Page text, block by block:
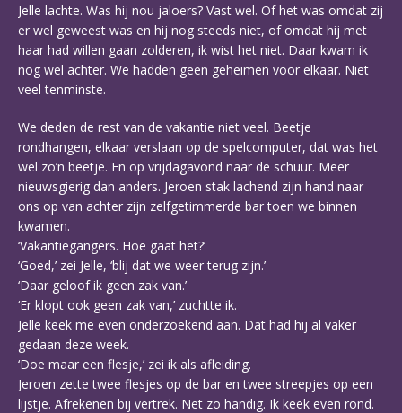
Jelle lachte. Was hij nou jaloers? Vast wel. Of het was omdat zij
er wel geweest was en hij nog steeds niet, of omdat hij met
haar had willen gaan zolderen, ik wist het niet. Daar kwam ik
nog wel achter. We hadden geen geheimen voor elkaar. Niet
veel tenminste.
We deden de rest van de vakantie niet veel. Beetje
rondhangen, elkaar verslaan op de spelcomputer, dat was het
wel zo’n beetje. En op vrijdagavond naar de schuur. Meer
nieuwsgierig dan anders. Jeroen stak lachend zijn hand naar
ons op van achter zijn zelfgetimmerde bar toen we binnen
kwamen.
‘Vakantiegangers. Hoe gaat het?’
‘Goed,’ zei Jelle, ‘blij dat we weer terug zijn.’
‘Daar geloof ik geen zak van.’
‘Er klopt ook geen zak van,’ zuchtte ik.
Jelle keek me even onderzoekend aan. Dat had hij al vaker
gedaan deze week.
‘Doe maar een flesje,’ zei ik als afleiding.
Jeroen zette twee flesjes op de bar en twee streepjes op een
lijstje. Afrekenen bij vertrek. Net zo handig. Ik keek even rond.